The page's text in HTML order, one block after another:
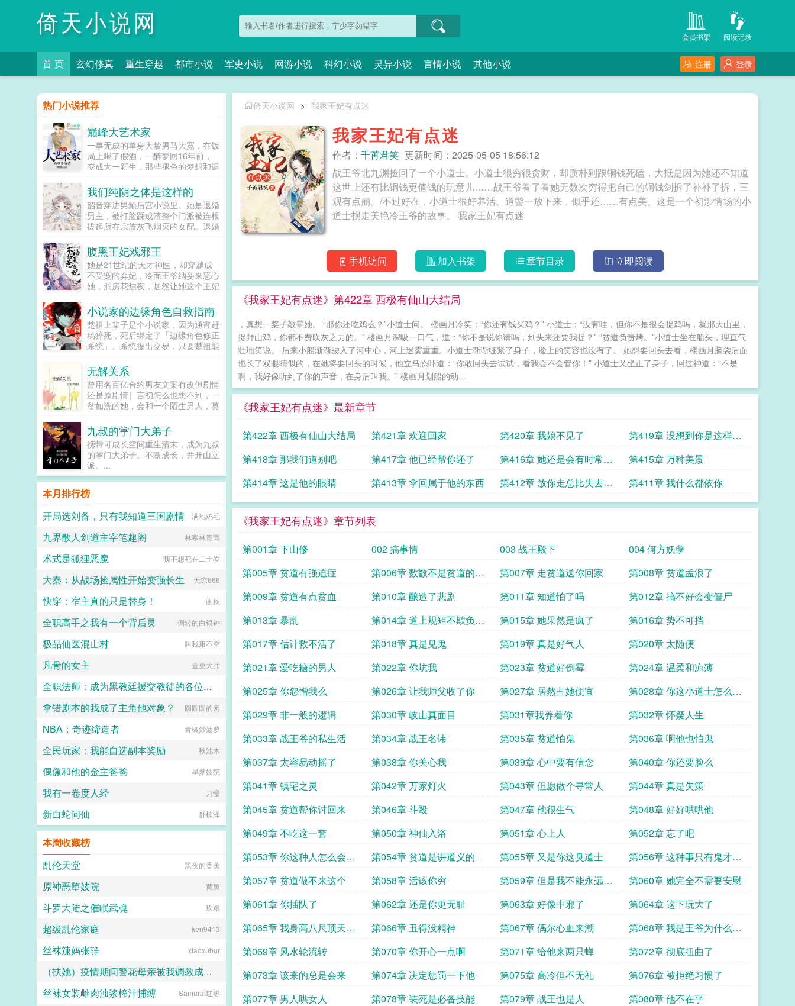
倚天小说网 阅读记录
会员书架
首 页 玄幻修真 重生穿越 都市小说 军史小说 网游小说 科幻小说 灵异小说 言情小说 其他小说 登录
注册
倚天小说网 > 我家王妃有点迷
我家王妃有点迷
作者： 千苒君笑 更新时间：2025-05-05 18:56:12
战王爷北九渊捡回了一个小道士。小道士很穷很贪财，却质朴到跟铜钱死磕，大抵是因为她还不知道
这世上还有比铜钱更值钱的玩意儿……战王爷看了看她无数次穷得把自己的铜钱剑拆了补补了拆，三
观有点崩。/不过好在，小道士很好养活。道髻一放下来，似乎还……有点美。这是一个初涉情场的小
道士拐走美艳冷王爷的故事。 我家王妃有点迷
手机访问 加入书架 章节目录 立即阅读
《我家王妃有点迷》第422章 西极有仙山大结局
，真想一桨子敲晕她。 “那你还吃鸡么？”小道士问。 楼画月冷笑：“你还有钱买鸡？” 小道士：“没有哇，但你不是很会捉鸡吗，就那大山里，
捉野山鸡，你都不费吹灰之力的。” 楼画月深吸一口气，道：“你不是说你请吗，到头来还要我捉？” “贫道负责烤。”小道士坐在船头，理直气
壮地笑说。 后来小船渐渐驶入了河中心，河上迷雾重重。小道士渐渐绷紧了身子，脸上的笑容也没有了。 她想要回头去看，楼画月脑袋后面
也长了双眼睛似的，在她将要回头的时候，他立马恐吓道：“你敢回头去试试，看我会不会管你！” 小道士又坐正了身子，回过神道：“不是
啊，我好像听到了你的声音，在身后叫我。” 楼画月划船的动...
《我家王妃有点迷》最新章节
第422章 西极有仙山大结局 第421章 欢迎回家 第420章 我娘不见了
第419章 没想到你是这样的
鬼
第418章 那我们道别吧 第417章 他已经帮你还了
第416章 她还是会有时常想
起的人
第415章 万种美景
第414章 这是他的眼睛
第413章 拿回属于他的东西
第412章 放你走总比失去你
要好
第411章 我什么都依你
《我家王妃有点迷》章节列表
第001章 下山修 002 搞事情 003 战王殿下
004 何方妖孽
第005章 贫道有强迫症
第006章 数数不是贫道的强
项
第007章 走贫道送你回家
第008章 贫道孟浪了
第009章 贫道有点贫血
第010章 酿造了悲剧 第011章 知道怕了吗
第012章 搞不好会变僵尸
第013章 暴乱
第014章 道上规矩不欺负老
弱病残
第015章 她果然是疯了
第016章 势不可挡
第017章 估计救不活了
第018章 真是见鬼 第019章 真是好气人
第020章 太随便
第021章 爱吃糖的男人
第022章 你坑我 第023章 贫道好倒霉
第024章 温柔和凉薄
第025章 你怨憎我么
第026章 让我师父收了你 第027章 居然占她便宜
第028章 你这小道士怎么这
样
第029章 非一般的逻辑 第030章 岐山真面目 第031章我养着你
第032章 怀疑人生
第033章 战王爷的私生活
第034章 战王名讳 第035章 贫道怕鬼
第036章 啊他也怕鬼
第037章 太容易动摇了
第038章 你关心我 第039章 心中要有信念
第040章 你还要脸么
第041章 镇宅之灵
第042章 万家灯火 第043章 但愿做个寻常人
第044章 真是失策
第045章 贫道帮你讨回来
第046章 斗殴 第047章 他很生气
第048章 好好哄哄他
第049章 不吃这一套
第050章 神仙入浴 第051章 心上人
第052章 忘了吧
第053章 你这种人怎么会有
朋友
第054章 贫道是讲道义的 第055章 又是你这臭道士
第056章 这种事只有鬼才干
得出来
第057章 贫道做不来这个 第058章 活该你穷
第059章 但是我不能永远保
护你
第060章 她完全不需要安慰
第061章 你插队了
第062章 还是你更无耻 第063章 好像中邪了
第064章 这下玩大了
第065章 我身高八尺顶天立
地
第066章 丑得没精神 第067章 偶尔心血来潮
第068章 我是王爷为什么要
克制
第069章 风水轮流转 第070章 你开心一点啊 第071章 给他来两只蝉
第072章 彻底扭曲了
第073章 该来的总是会来
第074章 决定惩罚一下他 第075章 高冷但不无礼
第076章 被拒绝习惯了
第077章 男人哄女人
第078章 装死是必备技能 第079章 战王也是人
第080章 他不在乎
热门小说推荐
巅峰大艺术家
一事无成的单身大龄男马大宽，在饭
局上喝了假酒，一醉梦回16年前，
变成大一新生，那些褪色的梦想和遗
家，做导演，收藏古玩字画，...
我们纯阴之体是这样的
韶音穿进男频后宫小说里。她是退婚
男主，被打脸踩成渣整个门派被连根
拔起所在宗族灰飞烟灭的女配。退婚
清白白的好汉一条，前程光明，未来
无限。但既然他这么记恨N多年后。
龙傲天男主我知道是我配不上你，但
我在你身边鞍前马后了五百年，饭给
你做，衣服给你买，天材地宝为你
腹黑王妃戏邪王
她是21世纪的天才神医，却穿越成
不受宠的弃妃，冷面王爷纳妾来恶心
她，洞房花烛夜，居然让她这个王妃
着几面旗子，对着床头摇旗呐...
小说家的边缘角色自救指南
楚祖上辈子是个小说家，因为通宵赶
稿猝死，死后绑定了「边缘角色修正
系统」。系统提出交易，只要楚祖能
色，他就能重获新生。楚祖改人设是
吧？老擅长了！第一本读者A你可以
让反派降智，但你最好不要做梦觉得
读者也会降智，很难懂吗？还是读者
A靠靠靠！早说是大佬的局中局中局
声了！！第二本读者B狗塑适可而
止，就算你重复强调五百次他是可爱
狗狗，但我只看到了一只舔狗，还是
不会汪汪叫的那种。还是读者B起猛
了，看到无敌阳光开朗大狗狗了，哪
里能领养，阿祖！我也要养阿祖！！
第三本读者C作者生活这么不如意，
一定要搞这么五毒俱全的角色？写不
出来东西找个班上吧。还是读者
本第五本第六本楚祖怎么样，虽然演
道什么叫边缘角色吗？人气大爆角色
存稿箱吐章节，偶尔抽空改错字2警
拉揪，随机掉落祖哥CG4论坛都会标
简单尝试各种题材的产物，专栏预收
无解关系
曾用名百亿合约男友文案有改但剧情
还是原剧情］言初怎么也想不到，一
贫如洗的她，会和一个陌生男人，莫
富交换。说白了就是他的钱进了她账
户，她的钱进了他账户还转！不！
回！去！好消息对方是陆洺执，陆氏
集团太子爷，多金，年轻，人还帅。
坏消息这人脾气差，控制欲强，还打
算趁机和她来场合约恋爱。...
九叔的掌门大弟子
携带可成长空间重生清末，成为九叔
的掌门大弟子。不断成长，并开山立
派。...
本月排行榜
开局选刘备，只有我知道三国剧情
满地鸡毛
九界散人剑道主宰笔趣阁 林寒林青雨
术式是狐狸恶魔 我不想死在二十岁
大秦：从战场捡属性开始变强长生 无谅666
快穿：宿主真的只是替身！ 画秋
全职高手之我有一个背后灵 倒转的白银钟
极品仙医混山村 叫我康不空
凡骨的女主 壹更大师
全职法师：成为黑教廷援交教徒的各位婊子
小磊子
拿错剧本的我成了主角他对象？ 圆圆圆的园
NBA：奇迹缔造者 青椒炒菠萝
全民玩家：我能自选副本奖励 秋池木
偶像和他的金主爸爸 星梦妓院
我有一卷度人经 刀慢
新白蛇问仙 舒楠泽
本周收藏榜
乱伦天堂
黑夜的香蕉
原神恶堕妓院 黄泉
斗罗大陆之催眠武魂 玖粮
超级乱伦家庭 ken9413
丝袜辣妈张静 xiaoxubur
（扶她）疫情期间警花母亲被我调教成三洞全开的肉便器母狗
霜染official
丝袜女装雌肉浊浆榨汁捕缚 Samurai红枣